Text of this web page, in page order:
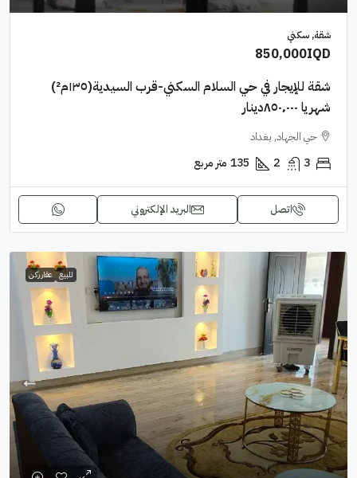
شقة, سكني
850,000IQD
شقة للإيجار في حي السلام السكني-قرب السيدية(١٣٥م²)
شهريا ٨٥٠٬٠٠٠دينار
حي الجهاد, بغداد
3
2
135 متر مربع
اتصل البريد الإلكتروني
للبيع عقار ركن